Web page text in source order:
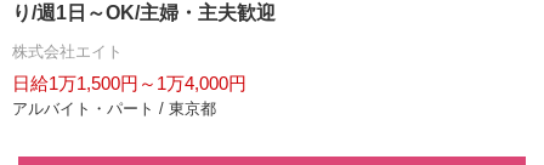
り/週1日～OK/主婦・主夫歓迎
株式会社エイト
日給1万1,500円～1万4,000円
アルバイト・パート / 東京都